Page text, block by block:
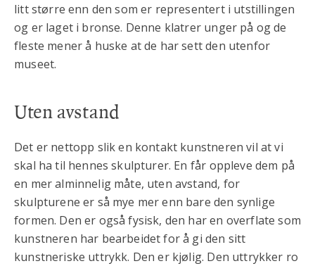
litt større enn den som er representert i utstillingen
og er laget i bronse. Denne klatrer unger på og de
fleste mener å huske at de har sett den utenfor
museet.
Uten avstand
Det er nettopp slik en kontakt kunstneren vil at vi
skal ha til hennes skulpturer. En får oppleve dem på
en mer alminnelig måte, uten avstand, for
skulpturene er så mye mer enn bare den synlige
formen. Den er også fysisk, den har en overflate som
kunstneren har bearbeidet for å gi den sitt
kunstneriske uttrykk. Den er kjølig. Den uttrykker ro